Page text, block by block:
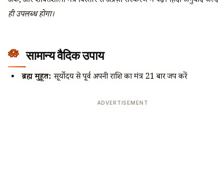
ही उपलब्ध होगा।
सामान्य वैदिक उपाय
ब्रह्म मुहूर्त:सूर्योदय से पूर्व अपनी राशि का मंत्र 21 बार जप करें
ADVERTISEMENT